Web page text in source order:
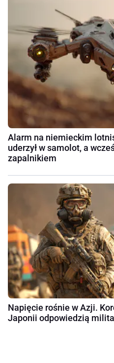
Alarm na niemieckim
uderzył w samolot, a
zapalnikiem
Napięcie rośnie w Azji.
Japonii odpowiedzią